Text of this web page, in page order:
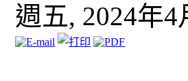
週五, 2024年4